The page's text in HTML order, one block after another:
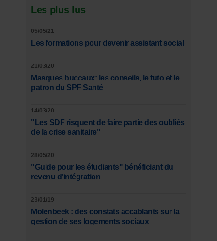
Les plus lus
05/05/21
Les formations pour devenir assistant social
21/03/20
Masques buccaux: les conseils, le tuto et le
patron du SPF Santé
14/03/20
"Les SDF risquent de faire partie des oubliés
de la crise sanitaire"
28/05/20
"Guide pour les étudiants" bénéficiant du
revenu d'intégration
23/01/19
Molenbeek : des constats accablants sur la
gestion de ses logements sociaux